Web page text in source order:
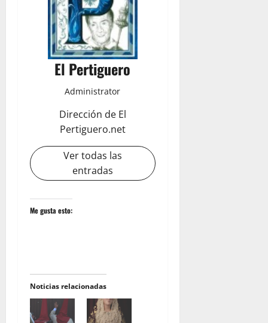
El Pertiguero
Administrator
Dirección de El
Pertiguero.net
Ver todas las
entradas
Me gusta esto:
Noticias relacionadas